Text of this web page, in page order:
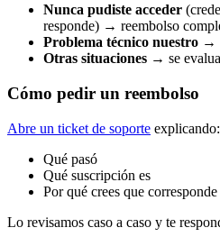
Nunca pudiste acceder
responde) → reembolso
Problema técnico nuestro →
Otras situaciones → se
Cómo pedir un reembolso
Abre un ticket de soporte explicando:
Qué pasó
Qué suscripción es
Por qué crees que
Lo revisamos caso a caso y te